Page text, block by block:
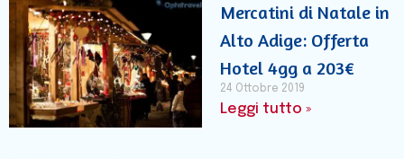
Mercatini di Natale in
Alto Adige: Offerta
Hotel 4gg a 203€
24 Ottobre 2019
Leggi tutto »